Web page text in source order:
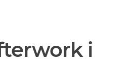
i